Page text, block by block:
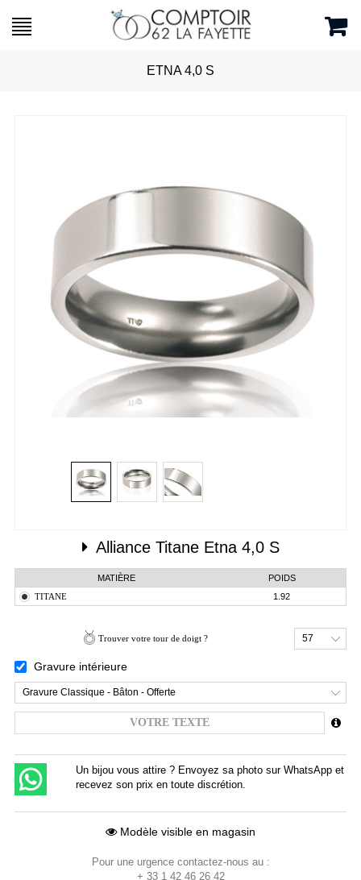
ETNA 4,0 S
Alliance TitaneEtna 4,0 S
MATIÈRE
POIDS
TITANE
1.92
Trouver votre tour de doigt ? 57
Gravure intérieure
Gravure Classique - Bâton - Offerte
Un bijou vous attire ? Envoyez sa photo sur WhatsApp et
recevez son prix en toute discrétion.
Modèle visible en magasin
Pour une urgence contactez-nous au :
+ 33 1 42 46 26 42